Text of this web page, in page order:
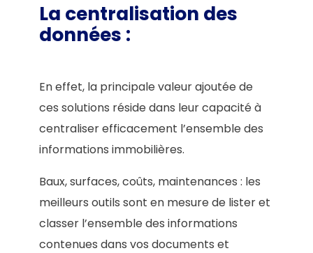
La centralisation des
données :
En effet, la principale valeur ajoutée de
ces solutions réside dans leur capacité à
centraliser efficacement l’ensemble des
informations immobilières.
Baux, surfaces, coûts, maintenances : les
meilleurs outils sont en mesure de lister et
classer l’ensemble des informations
contenues dans vos documents et